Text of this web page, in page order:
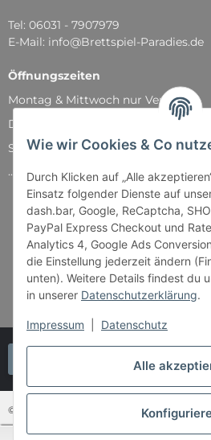
Alle
Wie wir Cookies & Co
Durch Klicken auf „Alle
Einsatz folgender Dienste auf
dash.bar, Google, ReCaptcha,
PayPal Express Checkout und
Analytics 4, Google Ads
die Einstellung jederzeit ändern
unten). Weitere Details findest du
in unserer Datenschutzerklärung.
Impressum Datenschutz
Tel: 06031 - 7907979
E-Mail: info@Brettspiel-Paradies.de
Öffnungszeiten
Montag & Mittwoch nur Versand
Dienstag, Donnerstag und Freitag:
Samstag: 11:00 - 14:00 Uhr
...und natürlich während unserer
© Bender & Lipkowski GbR - Brettspiel-
SEHR GUT (4.87 / 5)